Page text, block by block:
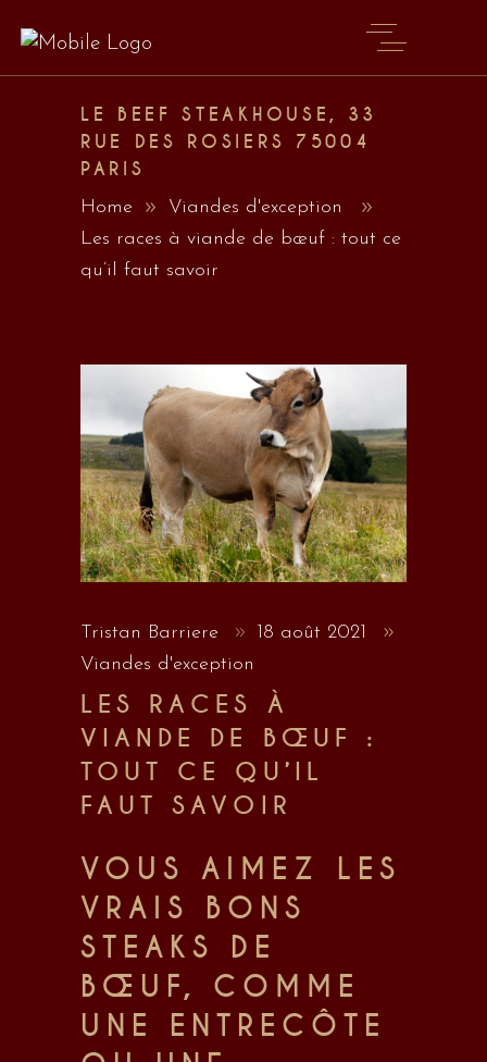
LE BEEF STEAKHOUSE, 33
RUE DES ROSIERS 75004
PARIS
Home
Viandes d'exception
Les races à viande de bœuf : tout ce
qu’il faut savoir
Tristan Barriere
18 août 2021
Viandes d'exception
LES RACES À
VIANDE DE BŒUF :
TOUT CE QU’IL
FAUT SAVOIR
VOUS AIMEZ LES
VRAIS BONS
STEAKS DE
BŒUF, COMME
UNE ENTRECÔTE